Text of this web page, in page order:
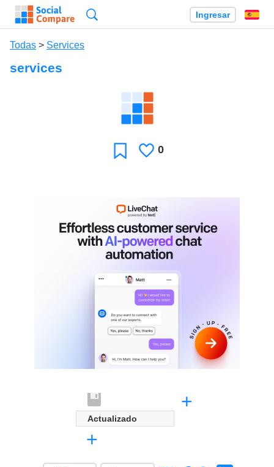
Ingresar
Todas > Services
services
Favoritos
Le
0
Actualizado
+
+